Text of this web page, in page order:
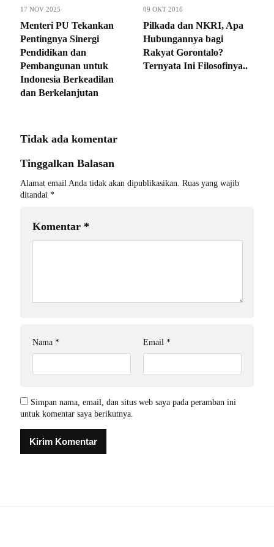
17 NOV 2025
Menteri PU Tekankan
Pentingnya Sinergi
Pendidikan dan
Pembangunan untuk
Indonesia Berkeadilan
dan Berkelanjutan
09 OKT 2016
Pilkada dan NKRI, Apa
Hubungannya bagi
Rakyat Gorontalo?
Ternyata Ini Filosofinya..
Tidak ada komentar
Tinggalkan Balasan
Alamat email Anda tidak akan dipublikasikan. Ruas yang wajib
ditandai *
Komentar *
Nama * Email *
Simpan nama, email, dan situs web saya pada peramban ini
untuk komentar saya berikutnya.